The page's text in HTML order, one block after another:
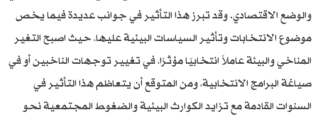
والوضع الاقتصادي. وقد تبرز هذا التأثير في جوانب عديدة فيما يخص
موضوع الانتخابات وتأثير السياسات البيئية عليها، حيث اصبح التغير
المناخي والبيئة عاملاً انتخابيًا مؤثرًا، في تغيير توجهات الناخبين أو في
صياغة البرامج الانتخابية، ومن المتوقع أن يتعاظم هذا التأثير في
السنوات القادمة مع تزايد الكوارث البيئية والضغوط المجتمعية نحو